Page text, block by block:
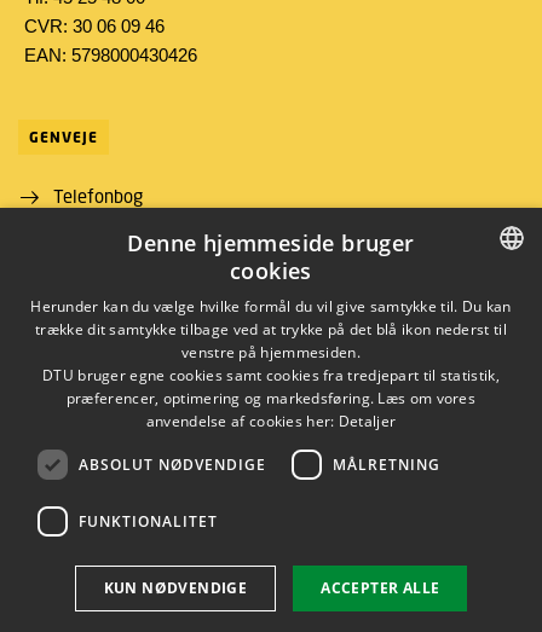
CVR: 30 06 09 46
EAN: 5798000430426
GENVEJE
Telefonbog
Job og karriere
LINKEDIN
DANISH
ENGLISH
Denne hjemmeside bruger
cookies
Herunder kan du vælge hvilke formål du vil give samtykke til. Du kan
trække dit samtykke tilbage ved at trykke på det blå ikon nederst til
venstre på hjemmesiden.
DTU bruger egne cookies samt cookies fra tredjepart til statistik,
præferencer, optimering og markedsføring. Læs om vores
anvendelse af cookies her: Detaljer
ABSOLUT NØDVENDIGE MÅLRETNING
FUNKTIONALITET
ACCEPTER ALLE
KUN NØDVENDIGE